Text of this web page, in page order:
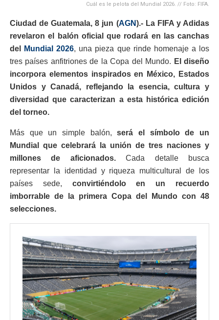
Cuál es le pelota del Mundial 2026. // Foto: FIFA.
Ciudad de Guatemala, 8 jun (AGN).- La FIFA y Adidas
revelaron el balón oficial que rodará en las canchas
del
Mundial 2026, una pieza que rinde homenaje a los
tres países anfitriones de la Copa del Mundo. El diseño
incorpora elementos inspirados en México, Estados
Unidos y Canadá, reflejando la esencia, cultura y
diversidad que caracterizan a esta histórica edición
del torneo.
Más que un simple balón,será el símbolo de un
Mundial que celebrará la unión de tres naciones y
millones de aficionados.Cada detalle busca
representar la identidad y riqueza multicultural de los
países sede, convirtiéndolo en un recuerdo
imborrable de la primera Copa del Mundo con 48
selecciones.